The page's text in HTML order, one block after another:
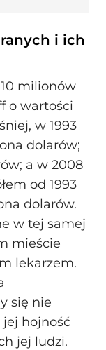
i ich
milionów
o wartości
w 1993
dolarów;
a w 2008
od 1993
dolarów.
w tej samej
mieście
lekarzem.
się nie
jej hojność
jej ludzi.